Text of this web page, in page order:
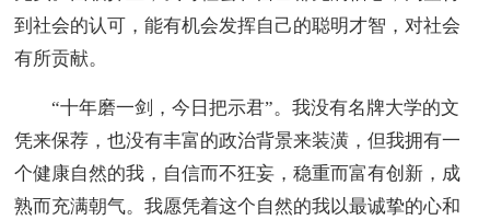
到社会的认可，能有机会发挥自己的聪明才智，对社会
有所贡献。
“十年磨一剑，今日把示君”。我没有名牌大学的文
凭来保荐，也没有丰富的政治背景来装潢，但我拥有一
个健康自然的我，自信而不狂妄，稳重而富有创新，成
熟而充满朝气。我愿凭着这个自然的我以最诚挚的心和